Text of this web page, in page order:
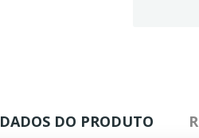
DADOS DO PRODUTO